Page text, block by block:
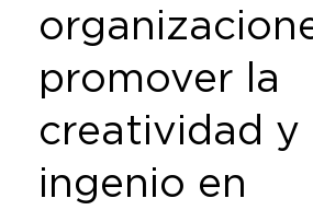
promover la
creatividad y
ingenio en